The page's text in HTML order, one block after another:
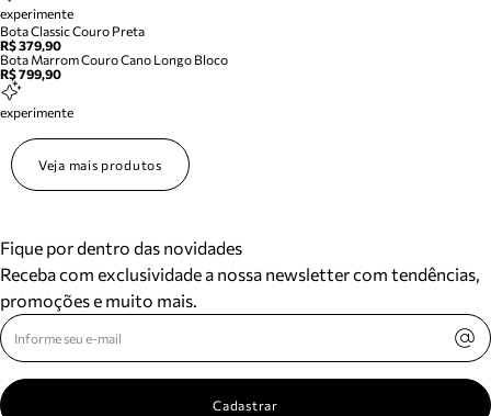
experimente
Bota Classic Couro Preta
R$ 379,90
Bota Marrom Couro Cano Longo Bloco
R$ 799,90
experimente
Veja mais produtos
Fique por dentro das novidades
Receba com exclusividade a nossa newsletter com tendências,
promoções e muito mais.
Cadastrar